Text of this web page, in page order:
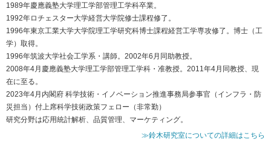
1989年慶應義塾大学理工学部管理工学科卒業。
1992年ロチェスター大学経営大学院修士課程修了。
1996年東京工業大学大学院理工学研究科博士課程経営工学専攻修了。博士（工
学）取得。
1996年筑波大学社会工学系・講師。2002年6月同助教授。
2008年4月慶應義塾大学理工学部管理工学科・准教授。2011年4月同教授、現
在に至る。
2023年4月内閣府 科学技術・イノベーション推進事務局参事官（インフラ・防
災担当）付上席科学技術政策フェロー（非常勤）
研究分野は応用統計解析、品質管理、マーケティング。
≫鈴木研究室についての詳細はこちら